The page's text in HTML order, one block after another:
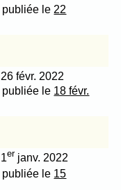
publiée le 22
févr. 2022
publiée le 18 févr.
er janv. 2022
publiée le 15